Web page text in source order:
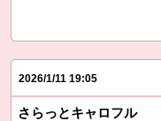
2026/1/11 19:05
さらっとキャロフル